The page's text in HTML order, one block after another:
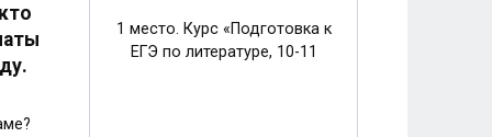
1 место. Курс «Подготовка к
ЕГЭ по литературе, 10-11